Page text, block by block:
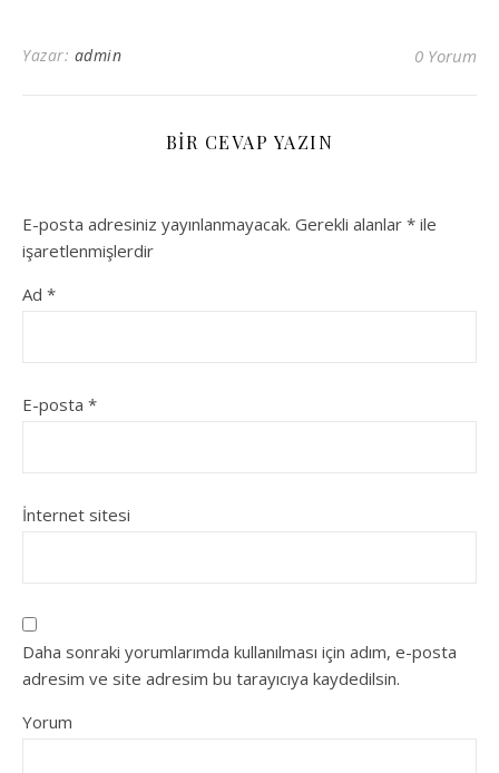
Yazar: admin 0 Yorum
BIR CEVAP YAZIN
E-posta adresiniz yayınlanmayacak. Gerekli alanlar * ile
işaretlenmişlerdir
Ad *
E-posta *
İnternet sitesi
Daha sonraki yorumlarımda kullanılması için adım, e-posta
adresim ve site adresim bu tarayıcıya kaydedilsin.
Yorum